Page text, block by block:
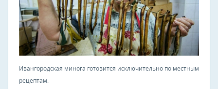
Ивангородская минога готовится исключительно по местным
рецептам.